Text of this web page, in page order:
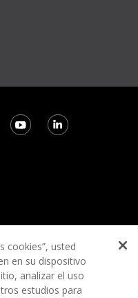
cookies”, usted
en su dispositivo
analizar el uso
estudios para